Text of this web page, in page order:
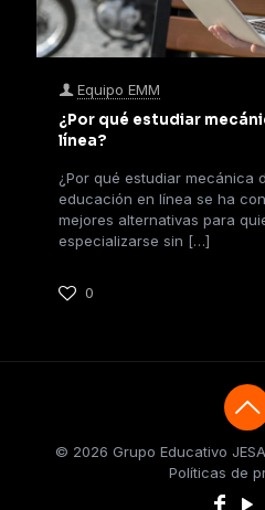
Equipo EMM
¿Por qué estudiar
línea?
¿Por qué estudiar mecánica
educación en línea se ha
mejores alternativas para
especializarse sin […]
0
© 2026 Grupo Educativo
Políticas de